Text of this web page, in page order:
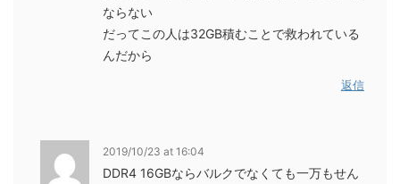
ならない
だってこの人は32GB積むことで救われている
んだから
返信
2019/10/23 at 16:04
DDR4 16GBならバルクでなくても一万もせん